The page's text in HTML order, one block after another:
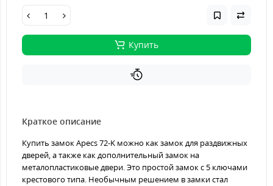
Купить
Краткое описание
Купить замок Apecs 72-K можно как замок для раздвижных
дверей, а также как дополнительный замок на
металопластиковые двери. Это простой замок с 5 ключами
крестового типа. Необычным решением в замки стал